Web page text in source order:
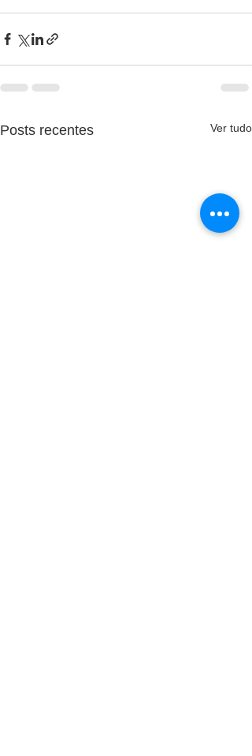
Posts recentes Ver tudo